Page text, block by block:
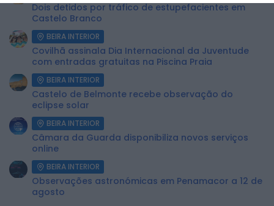
Dois detidos por tráfico de estupefacientes em
Castelo Branco
BEIRA INTERIOR
Covilhã assinala Dia Internacional da Juventude
com entradas gratuitas na Piscina Praia
BEIRA INTERIOR
Castelo de Belmonte recebe observação do
eclipse solar
BEIRA INTERIOR
Câmara da Guarda disponibiliza novos serviços
online
BEIRA INTERIOR
Observações astronómicas em Penamacor a 12 de
agosto